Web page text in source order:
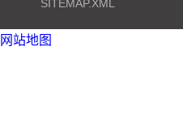
SITEMAP.XML
网站地图